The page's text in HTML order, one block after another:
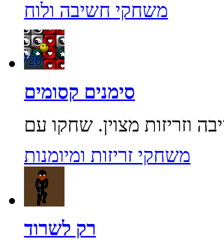
משחקי חשיבה ולוח
סימנים קסומים
משחקי זריזות ומיומנות
רק לשרוד